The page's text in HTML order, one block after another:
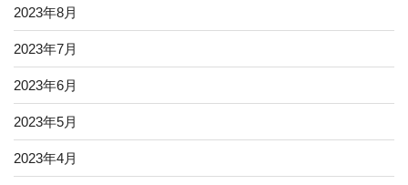
2023年8月
2023年7月
2023年6月
2023年5月
2023年4月